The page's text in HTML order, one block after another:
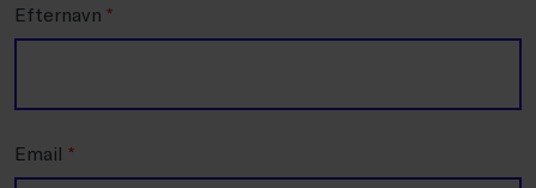
Efternavn *
Email *